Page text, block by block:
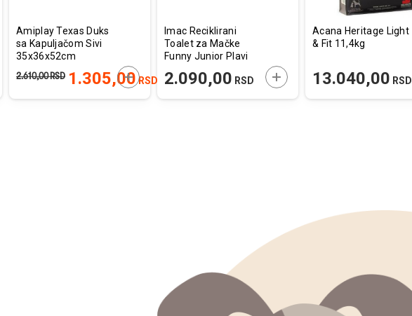
U KORPU
Amiplay Texas Duks
sa Kapuljačom Sivi
35x36x52cm
1.305,00RSD
2.610,00RSD DODAJTE U KORPU
Imac Reciklirani
Toalet za Mačke
Funny Junior Plavi
2.090,00 RSD DODAJTE U KORPU
Acana Heritage Light
& Fit 11,4kg
13.040,00 RSD